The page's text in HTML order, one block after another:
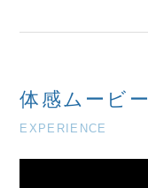
体感ムービー
EXPERIENCE